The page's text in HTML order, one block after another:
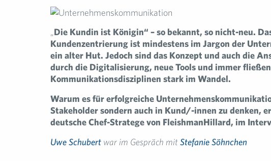
„Die Kundin ist Königin“ – so bekannt, so nicht-neu.
Kundenzentrierung ist mindestens im Jargon der
ein alter Hut. Jedoch sind das Konzept und auch die
durch die Digitalisierung, neue Tools und immer
Kommunikationsdisziplinen stark im Wandel.
Warum es für erfolgreiche
Stakeholder sondern auch in Kund/-innen zu denken,
deutsche Chef-Stratege von FleishmanHillard, im
Uwe Schubertwar im Gespräch mitStefanie Söhnchen